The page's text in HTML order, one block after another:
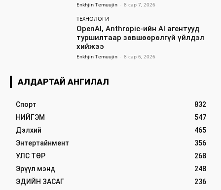
Enkhjin Temuujin - 8 сар 7, 2026
ТЕХНОЛОГИ
OpenAI, Anthropic-ийн AI агентууд
туршилтаар зөвшөөрөлгүй үйлдэл
хийжээ
Enkhjin Temuujin - 8 сар 6, 2026
АЛДАРТАЙ АНГИЛАЛ
Спорт
832
НИЙГЭМ
547
Дэлхий
465
Энтертайнмент
356
УЛС ТӨР
268
Эрүүл мэнд
248
ЭДИЙН ЗАСАГ
236